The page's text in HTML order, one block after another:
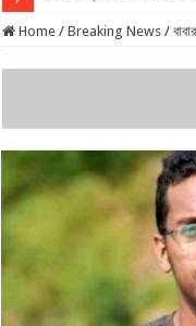
Home / Breaking News /